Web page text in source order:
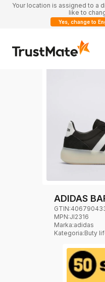
Your location is assigned to a
like to
Yes, change to
ADIDAS
GTIN:
MPN:JI2316
Marka:adidas
Kategoria:Buty